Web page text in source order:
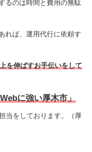
るのは時間と費用の無駄
れば、運用代行に依頼す
を伸ばすお手伝いをして
に強い厚木市」
当をしております。（厚